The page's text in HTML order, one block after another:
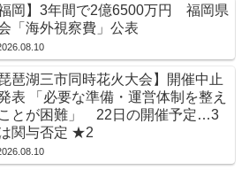
福岡】3年間で2億6500万円 福岡県
「海外視察費」公表
琵琶湖三市同時花火大会】開催中止
表 「必要な準備・運営体制を整え
とが困難」 22日の開催予定…3
市は関与否定 ★2